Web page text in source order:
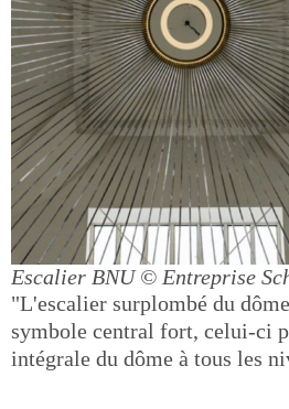
Escalier BNU © Entreprise
"L'escalier surplombé du
symbole central fort, celui-ci
intégrale du dôme à tous les